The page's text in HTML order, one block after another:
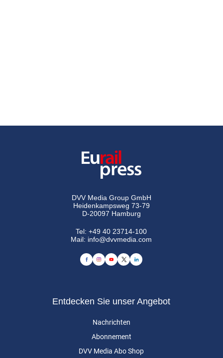
DVV Media Group GmbH
Heidenkampsweg 73-79
D-20097 Hamburg
Tel:+49 40 23714-100
Mail: info@dvvmedia.com
Entdecken Sie unser Angebot
Nachrichten
Abonnement
DVV Media Abo Shop